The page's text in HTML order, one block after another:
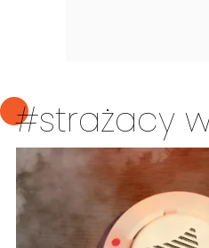
#strażacy